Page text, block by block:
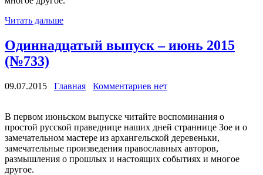
Читать дальше
Одиннадцатый выпуск – июнь 2015
(№733)
09.07.2015 Главная Комментариев нет
В первом июньском выпуске читайте воспоминания о
простой русской праведнице наших дней страннице Зое и о
замечательном мастере из архангельской деревеньки,
замечательные произведения православных авторов,
размышления о прошлых и настоящих событиях и многое
другое.